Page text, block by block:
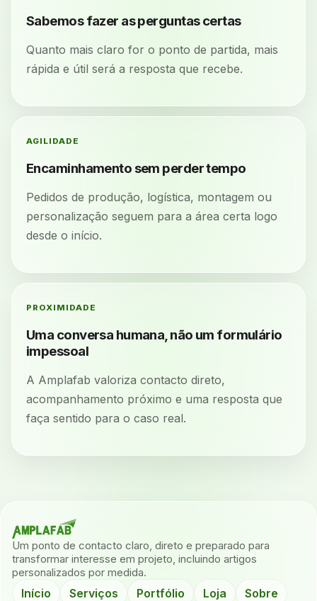
Sabemos fazer as perguntas certas
Quanto mais claro for o ponto de partida, mais
rápida e útil será a resposta que recebe.
AGILIDADE
Encaminhamento sem perder tempo
Pedidos de produção, logística, montagem ou
personalização seguem para a área certa logo
desde o início.
PROXIMIDADE
Uma conversa humana, não um formulário
impessoal
A Amplafab valoriza contacto direto,
acompanhamento próximo e uma resposta que
faça sentido para o caso real.
Um ponto de contacto claro, direto e preparado para
transformar interesse em projeto, incluindo artigos
personalizados por medida.
Início Serviços Portfólio Loja Sobre